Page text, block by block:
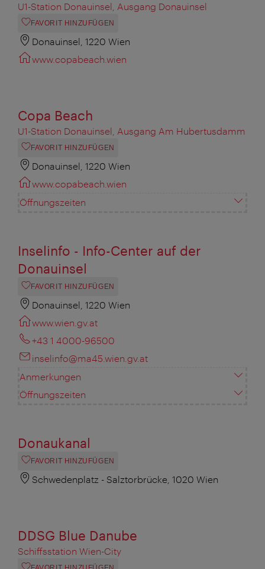
U1-Station Donauinsel, Ausgang Donauinsel
FAVORIT HINZUFÜGEN
Donauinsel, 1220 Wien
www.copabeach.wien
Copa Beach
U1-Station Donauinsel, Ausgang Am Hubertusdamm
FAVORIT HINZUFÜGEN
Donauinsel, 1220 Wien
www.copabeach.wien
Öffnungszeiten
Inselinfo - Info-Center auf der
Donauinsel
FAVORIT HINZUFÜGEN
Donauinsel, 1220 Wien
www.wien.gv.at
+43 1 4000-96500
inselinfo@ma45.wien.gv.at
Anmerkungen
Öffnungszeiten
Donaukanal
FAVORIT HINZUFÜGEN
Schwedenplatz - Salztorbrücke, 1020 Wien
DDSG Blue Danube
Schiffsstation Wien-City